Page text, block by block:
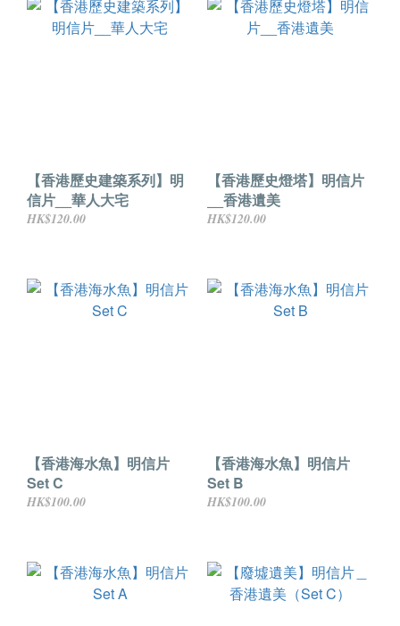
【香港歷史建築系列】明
信片__華人大宅
HK$120.00
【香港歷史燈塔】明信片
__香港遺美
HK$120.00
【香港海水魚】明信片
Set C
HK$100.00
【香港海水魚】明信片
Set B
HK$100.00